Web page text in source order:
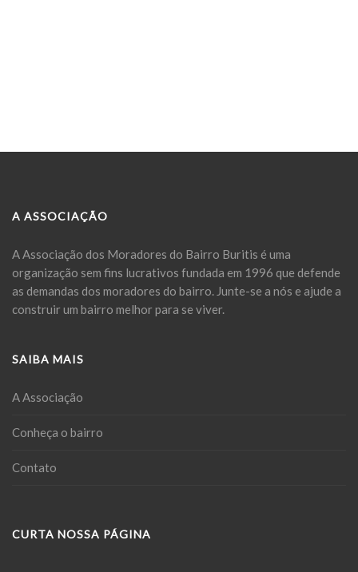
A ASSOCIAÇÃO
A Associação dos Moradores do Bairro Buritis é uma
organização sem fins lucrativos fundada em 1996 que defende
as demandas dos moradores do bairro. Junte-se a nós e ajude a
construir um bairro melhor para se viver.
SAIBA MAIS
A Associação
Conheça o bairro
Contato
CURTA NOSSA PÁGINA